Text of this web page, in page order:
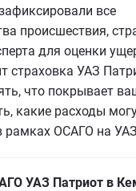
все
происшествия,
для оценки
страховка УАЗ
что покрывает
какие расходы
ОСАГО на
УАЗ Патриот в